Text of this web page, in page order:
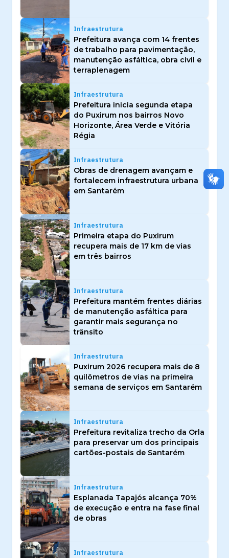
Infraestrutura
Prefeitura avança com 14 frentes
de trabalho para pavimentação,
manutenção asfáltica, obra civil e
terraplenagem
Infraestrutura
Prefeitura inicia segunda etapa
do Puxirum nos bairros Novo
Horizonte, Área Verde e Vitória
Régia
Infraestrutura
Obras de drenagem avançam e
fortalecem infraestrutura urbana
em Santarém
Infraestrutura
Primeira etapa do Puxirum
recupera mais de 17 km de vias
em três bairros
Infraestrutura
Prefeitura mantém frentes diárias
de manutenção asfáltica para
garantir mais segurança no
trânsito
Infraestrutura
Puxirum 2026 recupera mais de 8
quilômetros de vias na primeira
semana de serviços em Santarém
Infraestrutura
Prefeitura revitaliza trecho da Orla
para preservar um dos principais
cartões-postais de Santarém
Infraestrutura
Esplanada Tapajós alcança 70%
de execução e entra na fase final
de obras
Infraestrutura